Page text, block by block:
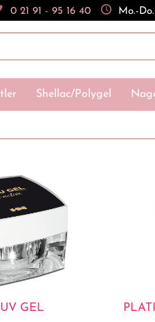
0 21 91 - 95 16 40 Mo.-
Shellac/Polygel
GEL